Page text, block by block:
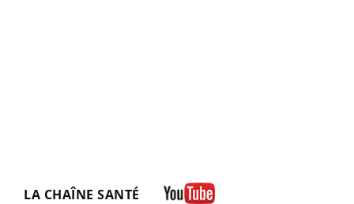
LA CHAÎNE SANTÉ